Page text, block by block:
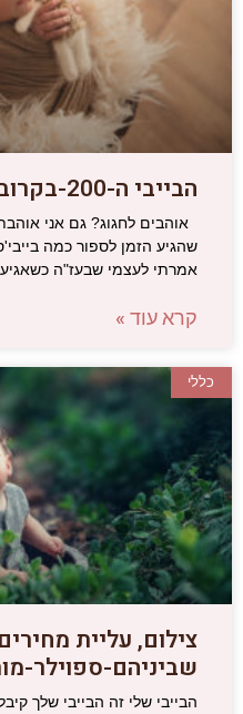
הבייבי ה-200-בקרובבבב
אוהבים לחגוג? גם אני
שהגיע הזמן לספור כמה
אמרתי לעצמי שבעז"ה כשאגיע
קרא עוד »
כללי
צילום, עליית
שביניהם-ספוילר-
הבייבי שלי זה הבייבי שלך